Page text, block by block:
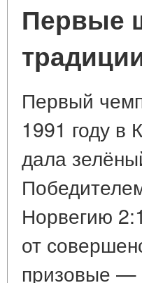
Первые
Первый
1991 году в
дала
Норвегию
от
призовые —